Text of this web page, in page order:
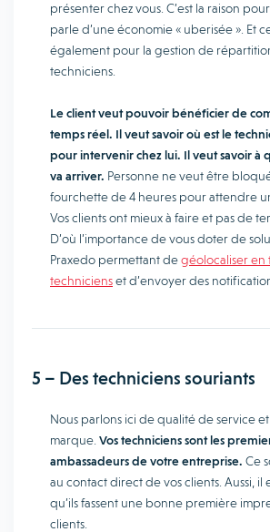
présenter chez vous. C’est la raison
parle d’une économie « uberisée ». Et
également pour la gestion de
techniciens.
Le client veut pouvoir bénéficier de
temps réel. Il veut savoir où est le
pour intervenir chez lui. Il veut savoir à
va arriver. Personne ne veut être
fourchette de 4 heures pour attendre
Vos clients ont mieux à faire et pas de
D’où l’importance de vous doter de
Praxedo permettant degéolocaliser en
technicienset d’envoyer des
5 – Des techniciens souriants
Nous parlons ici de qualité de service
marque. Vos techniciens sont les
ambassadeurs de votre entreprise. Ce
au contact direct de vos clients. Aussi, il
qu’ils fassent une bonne première
clients.